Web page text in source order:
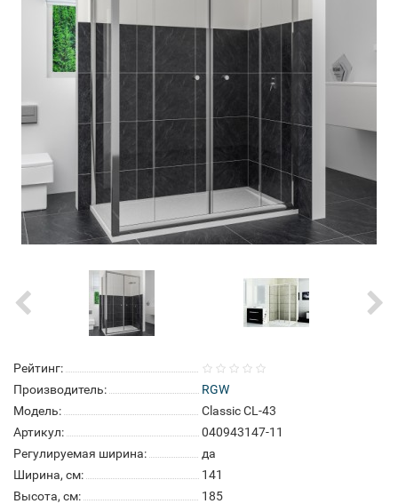
Рейтинг:
Производитель:
RGW
Модель:
Classic CL-43
Артикул:
040943147-11
Регулируемая ширина:
да
Ширина, см:
141
Высота, см:
185